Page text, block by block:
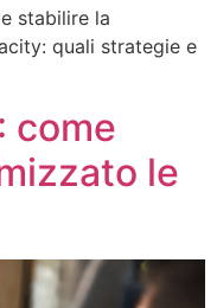
stabilire la
quali strategie e
come
le